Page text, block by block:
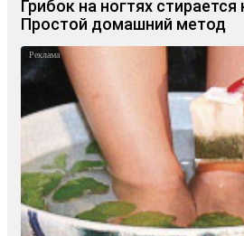
Грибок на ногтях
Простой домашний метод